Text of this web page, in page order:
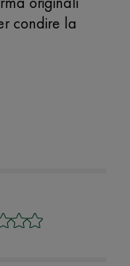
condire la